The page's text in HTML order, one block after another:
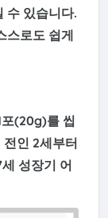
수 있습니다.
스로도 쉽게
포(20g)를 씹
전인 2세부터
성장기 어